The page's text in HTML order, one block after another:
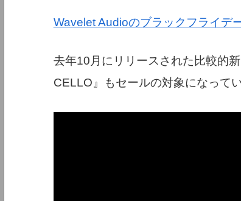
Wavelet Audioのブラックフライデ
去年10月にリリースされた比較的
CELLO』もセールの対象になってい